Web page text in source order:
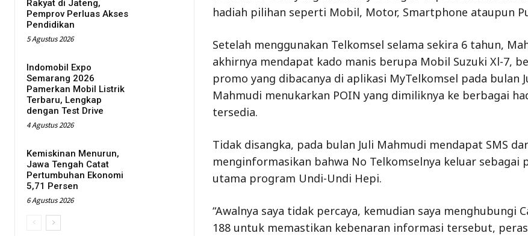
Rakyat di Jateng,
Pemprov Perluas Akses
Pendidikan
5 Agustus 2026
Indomobil Expo
Semarang 2026
Pamerkan Mobil Listrik
Terbaru, Lengkap
dengan Test Drive
4 Agustus 2026
Kemiskinan Menurun,
Jawa Tengah Catat
Pertumbuhan Ekonomi
5,71 Persen
6 Agustus 2026
hadiah pilihan seperti Mobil, Motor, Smartphone ataupun
Setelah menggunakan Telkomsel selama sekira 6 tahun,
akhirnya mendapat kado manis berupa Mobil Suzuki Xl-7,
promo yang dibacanya di aplikasi MyTelkomsel pada bulan
Mahmudi menukarkan POIN yang dimiliknya ke berbagai
tersedia.
Tidak disangka, pada bulan Juli Mahmudi mendapat SMS
menginformasikan bahwa No Telkomselnya keluar sebagai
utama program Undi-Undi Hepi.
“Awalnya saya tidak percaya, kemudian saya menghubungi
188 untuk memastikan kebenaran informasi tersebut,